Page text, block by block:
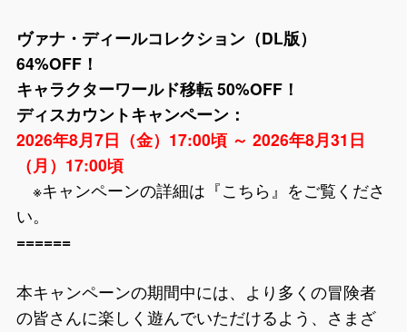
ヴァナ・ディールコレクション（DL版）
64%OFF！
キャラクターワールド移転 50%OFF！
ディスカウントキャンペーン：
2026年8月7日（金）17:00頃 ～ 2026年8月31日
（月）17:00頃
※キャンペーンの詳細は『こちら』をご覧くださ
い。
======
本キャンペーンの期間中には、より多くの冒険者
の皆さんに楽しく遊んでいただけるよう、さまざ